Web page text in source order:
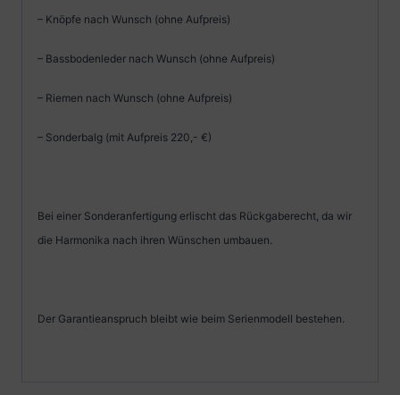
– Knöpfe nach Wunsch (ohne Aufpreis)
– Bassbodenleder nach Wunsch (ohne Aufpreis)
– Riemen nach Wunsch (ohne Aufpreis)
– Sonderbalg (mit Aufpreis 220,- €)
Bei einer Sonderanfertigung erlischt das Rückgaberecht, da wir
die Harmonika nach ihren Wünschen umbauen.
Der Garantieanspruch bleibt wie beim Serienmodell bestehen.